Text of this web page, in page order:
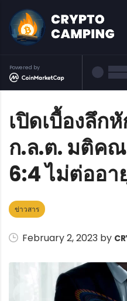
Powered by
เปิดเบื้องลึก
ก.ล.ต. มติค
6:4 ไม่ต่ออา
ข่าวสาร
February 2, 2023 by